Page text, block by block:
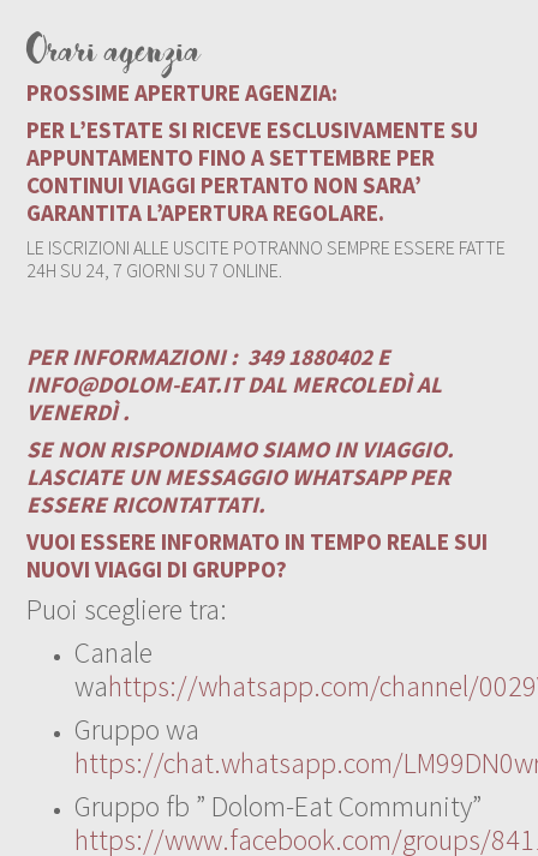
Orari agenzia
PROSSIME APERTURE AGENZIA:
PER L’ESTATE SI RICEVE ESCLUSIVAMENTE SU
APPUNTAMENTO FINO A SETTEMBRE PER
CONTINUI VIAGGI PERTANTO NON SARA’
GARANTITA L’APERTURA REGOLARE.
LE ISCRIZIONI ALLE USCITE POTRANNO SEMPRE ESSERE FATTE
24H SU 24, 7 GIORNI SU 7 ONLINE.
PER INFORMAZIONI : 349 1880402 E
INFO@DOLOM-EAT.ITDAL MERCOLEDÌ AL
VENERDÌ .
SE NON RISPONDIAMO SIAMO IN VIAGGIO.
LASCIATE UN MESSAGGIO WHATSAPP PER
ESSERE RICONTATTATI.
VUOI ESSERE INFORMATO IN TEMPO REALE SUI
NUOVI VIAGGI DI GRUPPO?
Puoi scegliere tra:
Canale
wahttps://whatsapp.com/channel/
Gruppo wa
https://chat.whatsapp.com/
Gruppo fb ” Dolom-Eat Community”
https://www.facebook.com/groups/